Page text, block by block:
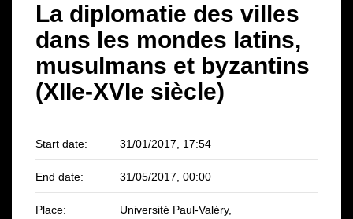
La diplomatie des villes
dans les mondes latins,
musulmans et byzantins
(XIIe-XVIe siècle)
Start date: 31/01/2017, 17:54
End date: 31/05/2017, 00:00
Place: Université Paul-Valéry,